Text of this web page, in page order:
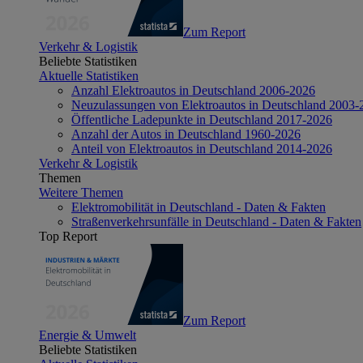
Zum Report
Verkehr & Logistik
Beliebte Statistiken
Aktuelle Statistiken
Anzahl Elektroautos in Deutschland 2006-2026
Neuzulassungen von Elektroautos in Deutschland 2003-
Öffentliche Ladepunkte in Deutschland 2017-2026
Anzahl der Autos in Deutschland 1960-2026
Anteil von Elektroautos in Deutschland 2014-2026
Verkehr & Logistik
Themen
Weitere Themen
Elektromobilität in Deutschland - Daten & Fakten
Straßenverkehrsunfälle in Deutschland - Daten & Fakten
Top Report
Zum Report
Energie & Umwelt
Beliebte Statistiken